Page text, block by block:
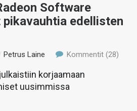
Software
edellisten
Petrus Laine Kommentit (28)
korjaamaan
uusimmissa